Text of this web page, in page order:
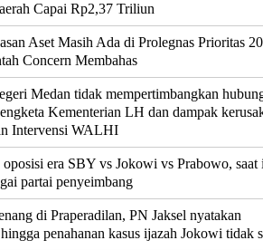
Capai Rp2,37 Triliun
Aset Masih Ada di Prolegnas Prioritas
Concern Membahas
Medan tidak mempertimbangkan
Kementerian LH dan dampak
Intervensi WALHI
oposisi era SBY vs Jokowi vs Prabowo,
partai penyeimbang
di Praperadilan, PN Jaksel nyatakan
penahanan kasus ijazah Jokowi tidak